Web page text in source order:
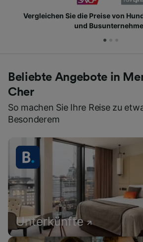
Vergleichen Sie die Preise von
und
Beliebte Angebote in
Cher
So machen Sie Ihre Reise zu
Besonderem
Unterkünfte